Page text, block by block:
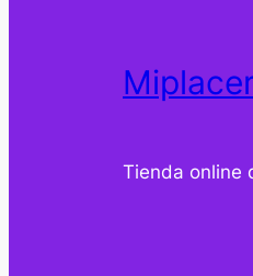
Tienda online